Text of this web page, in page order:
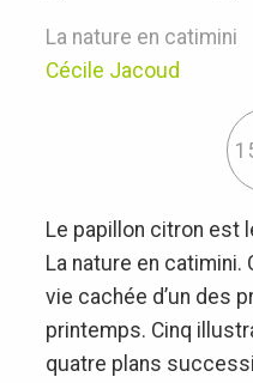
La nature en catimini
Cécile Jacoud
Le papillon citron est
La nature en catimini.
vie cachée d’un des
printemps. Cinq
quatre plans